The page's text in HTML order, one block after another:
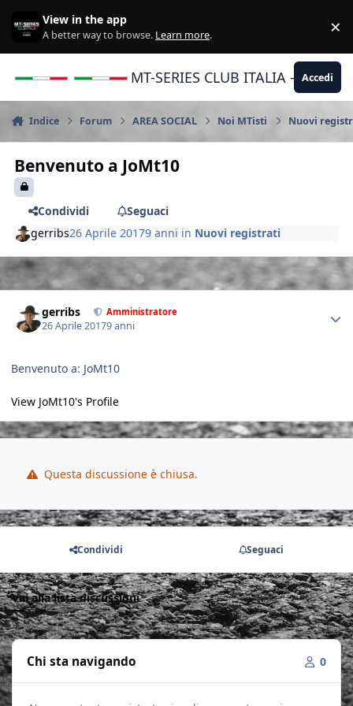
View in the app
A better way to browse. Learn more. ×
MT-SERIES CLUB ITALIA -Accedi
Indice Forum AREA SOCIAL Noi MTisti Nuovi
Benvenuto a JoMt10
Condividi
Seguaci
gerribs26 Aprile 20179 anni in Nuovi registrati
gerribs Amministratore
26 Aprile 20179 anni
Benvenuto a: JoMt10
View JoMt10's Profile
Questa discussione è chiusa.
Condividi Seguaci
Vai alla lista discussioni
Chi sta navigando 0